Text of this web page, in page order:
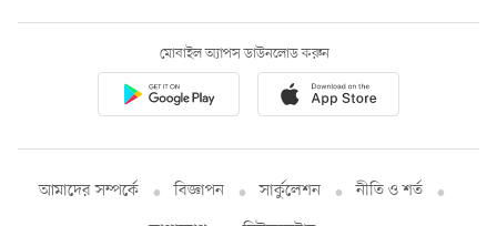
মোবাইল অ্যাপস ডাউনলোড করুন
আমাদের সম্পর্কে বিজ্ঞাপন সার্কুলেশন
নীতি ও শর্ত